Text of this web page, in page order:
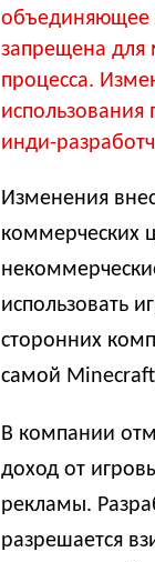
объединяющее
запрещена для
процесса.
инди-
Изменения
коммерческих
использовать
сторонних
самой
В компании
доход от
рекламы.
разрешается в